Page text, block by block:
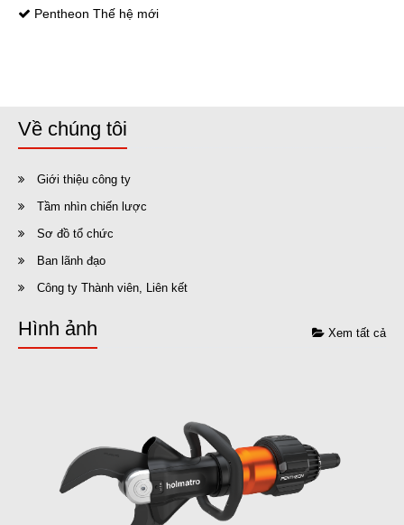
Pentheon Thế hệ mới
Về chúng tôi
Giới thiệu công ty
Tầm nhìn chiến lược
Sơ đồ tổ chức
Ban lãnh đạo
Công ty Thành viên, Liên kết
Hình ảnh Xem tất cả